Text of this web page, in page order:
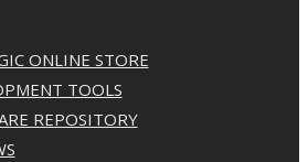
ONLINE STORE
TOOLS
REPOSITORY